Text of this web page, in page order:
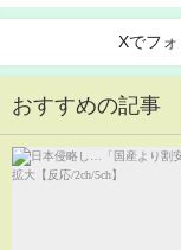
Xでフォ
おすすめの記事